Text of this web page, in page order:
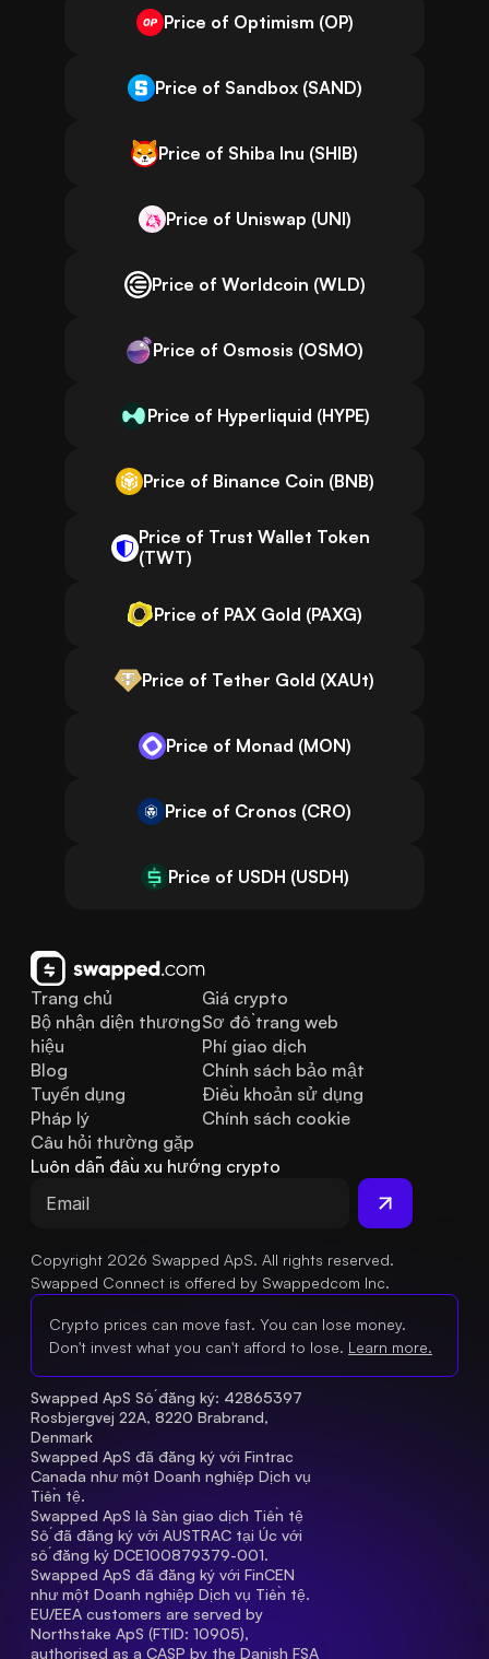
Price of Optimism (OP)
Price of Sandbox (SAND)
Price of Shiba Inu (SHIB)
Price of Uniswap (UNI)
Price of Worldcoin (WLD)
Price of Osmosis (OSMO)
Price of Hyperliquid (HYPE)
Price of Binance Coin (BNB)
Price of Trust Wallet Token
(TWT)
Price of PAX Gold (PAXG)
Price of Tether Gold (XAUt)
Price of Monad (MON)
Price of Cronos (CRO)
Price of USDH (USDH)
Trang chủ
Bộ nhận diện thương
hiệu
Blog
Câu hỏi thường gặp
Pháp lý
Tuyển dụng
Giá crypto
Sơ đồ trang web
Phí giao dịch
Chính sách bảo mật
Điều khoản sử dụng
Chính sách cookie
Luôn dẫn đầu xu hướng crypto
Copyright 2026 Swapped ApS. All rights reserved.
Swapped Connect is offered by Swappedcom Inc.
Crypto prices can move fast. You can lose money.
Don't invest what you can't afford to lose. Learn more.
Swapped ApS Số đăng ký: 42865397
Rosbjergvej 22A, 8220 Brabrand,
Denmark
Swapped ApS đã đăng ký với Fintrac
Canada như một Doanh nghiệp Dịch vụ
Tiền tệ.
Swapped ApS là Sàn giao dịch Tiền tệ
Số đã đăng ký với AUSTRAC tại Úc với
số đăng ký DCE100879379-001.
Swapped ApS đã đăng ký với FinCEN
như một Doanh nghiệp Dịch vụ Tiền tệ.
EU/EEA customers are served by
Northstake ApS (FTID: 10905),
authorised as a CASP by the Danish FSA